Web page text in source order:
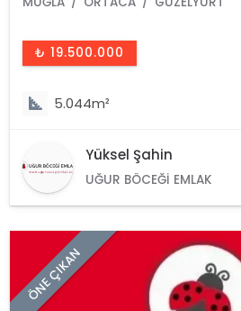
₺ 19.500.000
5.044m²
Yüksel Şahin
UĞUR BÖCEĞI EMLAK
ÖNE ÇIKAN